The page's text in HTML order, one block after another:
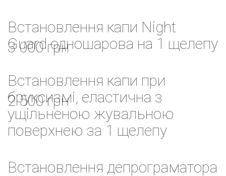
3 000 грн
Встановлення капи Night
Guard одношарова на 1 щелепу
2 500 грн
Встановлення капи при
бруксизмі, еластична з
ущільненою жувальною
поверхнею за 1 щелепу
Встановлення депрограматора